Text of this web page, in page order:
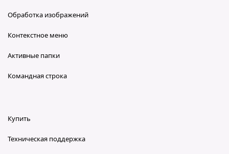
Обработка изображений
Контекстное меню
Активные папки
Командная строка
Купить
Техническая поддержка